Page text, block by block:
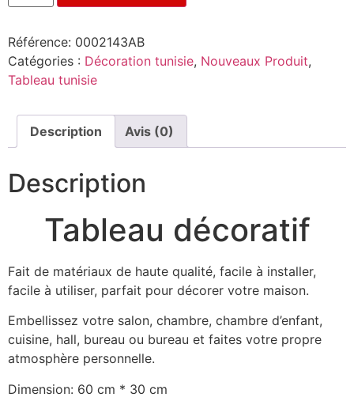
Référence: 0002143AB
Catégories : Décoration tunisie, Nouveaux Produit,
Tableau tunisie
Description Avis (0)
Description
Tableau décoratif
Fait de matériaux de haute qualité, facile à installer,
facile à utiliser, parfait pour décorer votre maison.
Embellissez votre salon, chambre, chambre d’enfant,
cuisine, hall, bureau ou bureau et faites votre propre
atmosphère personnelle.
Dimension: 60 cm * 30 cm